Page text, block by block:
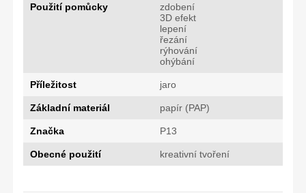
Použití pomůcky
zdobení
3D efekt
lepení
řezání
rýhování
ohýbání
Příležitost jaro
Základní materiál papír (PAP)
Značka P13
Obecné použití kreativní tvoření